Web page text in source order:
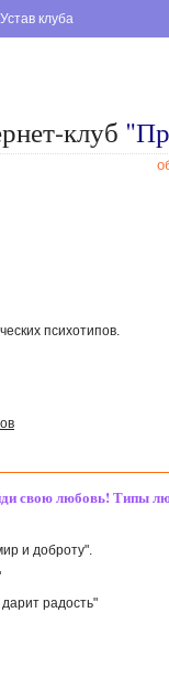
Устав клуба
клуб
психотипов.
свою любовь! Типы
и доброту".
радость"